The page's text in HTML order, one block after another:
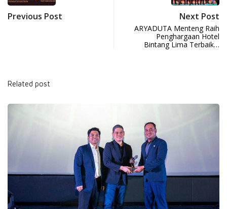
Previous Post Next Post
ARYADUTA Menteng Raih
Penghargaan Hotel
Bintang Lima Terbaik…
Related post